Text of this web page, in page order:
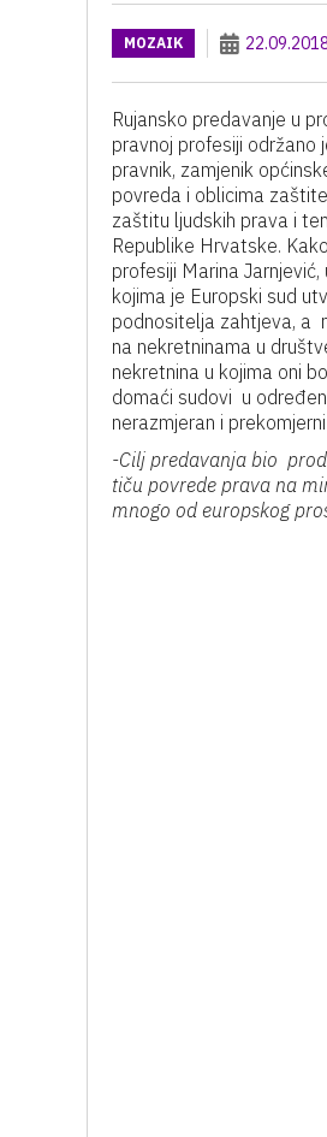
MOZAIK
Rujansko predavanje u
pravnoj profesiji održano
pravnik, zamjenik
povreda i oblicima
zaštitu ljudskih prava i
Republike Hrvatske.
profesiji Marina
kojima je Europski sud
podnositelja zahtjeva, a
na nekretninama u
nekretnina u kojima oni
domaći sudovi u
nerazmjeran i
-Cilj predavanja bio
tiču povrede prava na
mnogo od europskog